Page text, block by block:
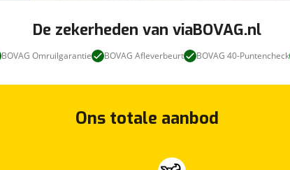
De zekerheden van viaBOVAG.nl
BOVAG Omruilgarantie BOVAG Afleverbeurt BOVAG 40-Puntencheck
Ons totale aanbod